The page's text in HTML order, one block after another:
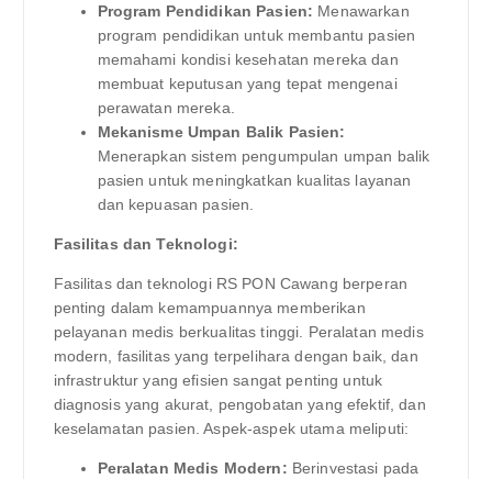
Program Pendidikan Pasien: Menawarkan
program pendidikan untuk membantu pasien
memahami kondisi kesehatan mereka dan
membuat keputusan yang tepat mengenai
perawatan mereka.
Mekanisme Umpan Balik Pasien:
Menerapkan sistem pengumpulan umpan balik
pasien untuk meningkatkan kualitas layanan
dan kepuasan pasien.
Fasilitas dan Teknologi:
Fasilitas dan teknologi RS PON Cawang berperan
penting dalam kemampuannya memberikan
pelayanan medis berkualitas tinggi. Peralatan medis
modern, fasilitas yang terpelihara dengan baik, dan
infrastruktur yang efisien sangat penting untuk
diagnosis yang akurat, pengobatan yang efektif, dan
keselamatan pasien. Aspek-aspek utama meliputi:
Peralatan Medis Modern: Berinvestasi pada